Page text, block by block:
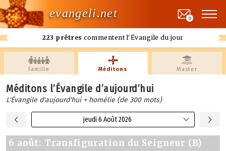
evangeli.net
223 prêtres commentent l'Évangile du jour
0
Famille Méditons Master
Méditons l’Évangile d’aujourd’hui
L'Évangile d'aujourd'hui + homélie (de 300 mots)
jeudi 6 Août 2026
6 août: Transfiguration du Seigneur (B)